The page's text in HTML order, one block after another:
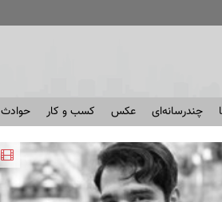
چندرسانه‌ای عکس کسب و کار حوادث